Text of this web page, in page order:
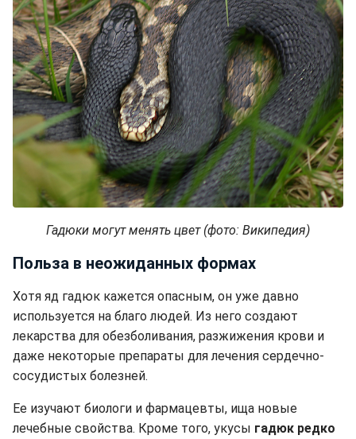
Гадюки могут менять цвет (фото: Википедия)
Польза в неожиданных формах
Хотя яд гадюк кажется опасным, он уже давно
используется на благо людей. Из него создают
лекарства для обезболивания, разжижения крови и
даже некоторые препараты для лечения сердечно-
сосудистых болезней.
Ее изучают биологи и фармацевты, ища новые
лечебные свойства. Кроме того, укусы гадюк редко